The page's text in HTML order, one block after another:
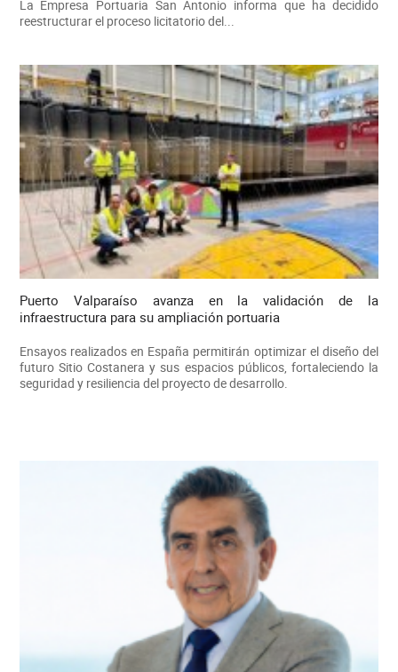
La Empresa Portuaria San Antonio informa que ha decidido
reestructurar el proceso licitatorio del...
Puerto Valparaíso avanza en la validación de la
infraestructura para su ampliación portuaria
Ensayos realizados en España permitirán optimizar el diseño del
futuro Sitio Costanera y sus espacios públicos, fortaleciendo la
seguridad y resiliencia del proyecto de desarrollo.